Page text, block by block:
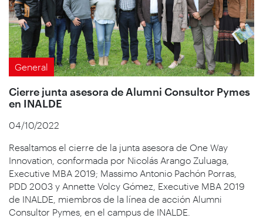
General
Cierre junta asesora de Alumni Consultor Pymes
en INALDE
04/10/2022
Resaltamos el cierre de la junta asesora de One Way
Innovation, conformada por Nicolás Arango Zuluaga,
Executive MBA 2019; Massimo Antonio Pachón Porras,
PDD 2003 y Annette Volcy Gómez, Executive MBA 2019
de INALDE, miembros de la línea de acción Alumni
Consultor Pymes, en el campus de INALDE.